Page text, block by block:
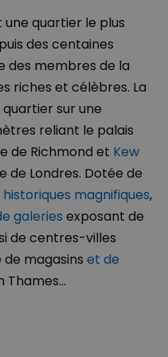
une quartier le plus
des centaines
des membres de la
riches et célèbres. La
sur une
reliant le palais
de Richmond et Kew
Londres. Dotée de
historiques magnifiques,
galeries exposant de
de centres-villes
magasins et de
Thames...